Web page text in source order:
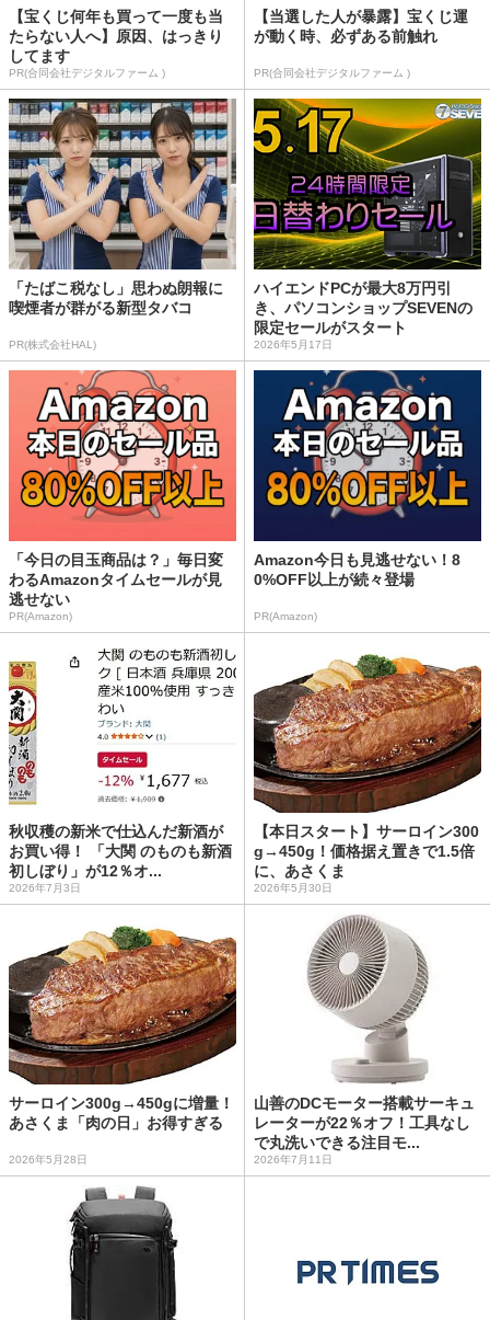
【宝くじ何年も買って一度も当
たらない人へ】原因、はっきり
してます
PR(合同会社デジタルファーム )
【当選した人が暴露】宝くじ運
が動く時、必ずある前触れ
PR(合同会社デジタルファーム )
「たばこ税なし」思わぬ朗報に
喫煙者が群がる新型タバコ
PR(株式会社HAL)
ハイエンドPCが最大8万円引
き、パソコンショップSEVENの
限定セールがスタート
2026年5月17日
「今日の目玉商品は？」毎日変
わるAmazonタイムセールが見
逃せない
PR(Amazon)
Amazon今日も見逃せない！8
0%OFF以上が続々登場
PR(Amazon)
秋収穫の新米で仕込んだ新酒が
お買い得！ 「大関 のものも新酒
初しぼり」が12％オ...
2026年7月3日
【本日スタート】サーロイン300
g→450g！価格据え置きで1.5倍
に、あさくま
2026年5月30日
サーロイン300g→450gに増量！
あさくま「肉の日」お得すぎる
2026年5月28日
山善のDCモーター搭載サーキュ
レーターが22％オフ！工具なし
で丸洗いできる注目モ...
2026年7月11日